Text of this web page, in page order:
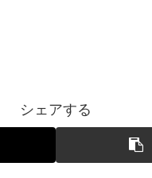
シェアする